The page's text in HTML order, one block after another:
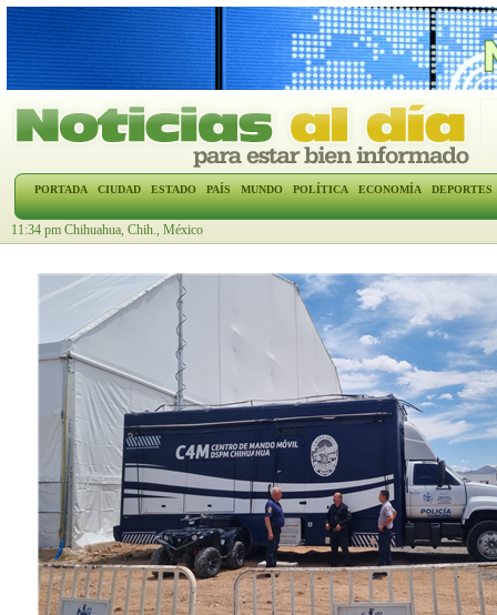
PORTADA CIUDAD ESTADO PAÍS MUNDO POLÍTICA ECONOMÍA DEPORTES
11:34 pm Chihuahua, Chih., México